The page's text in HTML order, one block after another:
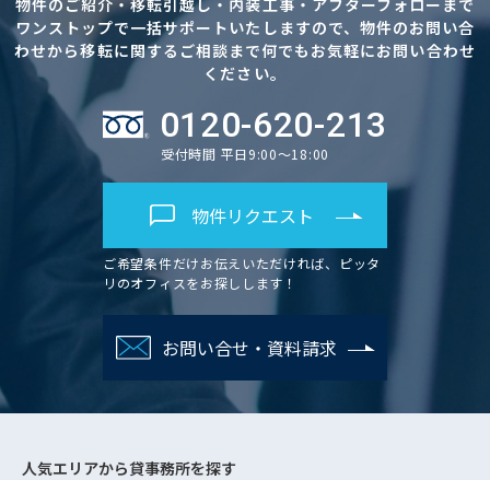
物件のご紹介・移転引越し・内装工事・アフターフォローまで
ワンストップで一括サポートいたしますので、物件のお問い合
わせから移転に関するご相談まで何でもお気軽にお問い合わせ
ください。
0120-620-213
受付時間 平日9:00～18:00
物件リクエスト
ご希望条件だけお伝えいただければ、ピッタ
リのオフィスをお探しします！
お問い合せ・資料請求
人気エリアから貸事務所を探す